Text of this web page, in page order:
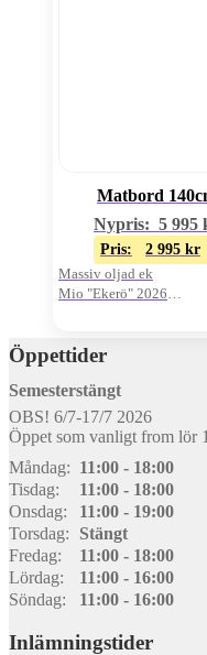
Matbord
Nypris: 5 995
Pris: 2 995 kr
Massiv oljad ek
Mio "Ekerö" 2026
Öppettider
Semesterstängt
OBS! 6/7-17/7 2026
Öppet som vanligt from lör
Måndag: 11:00 - 18:00
Tisdag:
11:00 - 18:00
Onsdag:
11:00 - 19:00
Torsdag:
Stängt
Fredag:
11:00 - 18:00
Lördag:
11:00 - 16:00
Söndag:
11:00 - 16:00
Inlämningstider